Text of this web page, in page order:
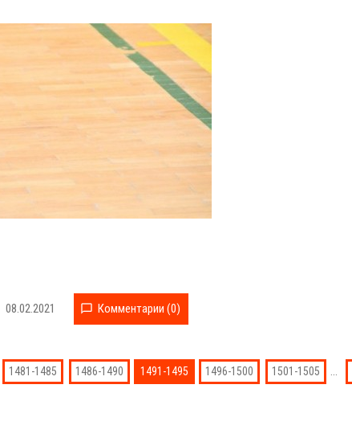
08.02.2021 Комментарии (0)
1481-1485 1486-1490 1491-1495 1496-1500 1501-1505